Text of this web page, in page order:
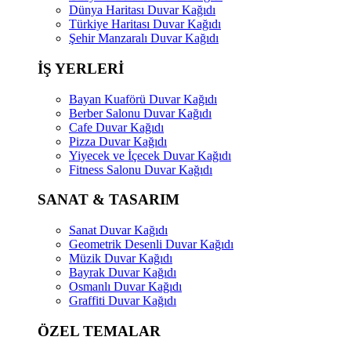
Dünya Haritası Duvar Kağıdı
Türkiye Haritası Duvar Kağıdı
Şehir Manzaralı Duvar Kağıdı
İŞ YERLERİ
Bayan Kuaförü Duvar Kağıdı
Berber Salonu Duvar Kağıdı
Cafe Duvar Kağıdı
Pizza Duvar Kağıdı
Yiyecek ve İçecek Duvar Kağıdı
Fitness Salonu Duvar Kağıdı
SANAT & TASARIM
Sanat Duvar Kağıdı
Geometrik Desenli Duvar Kağıdı
Müzik Duvar Kağıdı
Bayrak Duvar Kağıdı
Osmanlı Duvar Kağıdı
Graffiti Duvar Kağıdı
ÖZEL TEMALAR